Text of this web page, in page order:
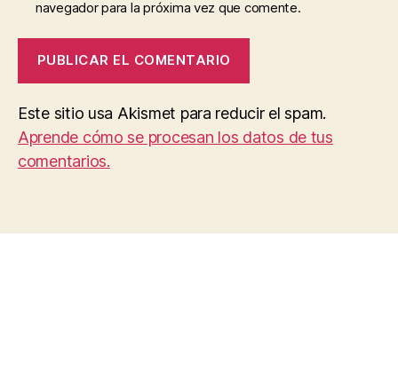
navegador para la próxima vez que comente.
Este sitio usa Akismet para reducir el spam.
Aprende cómo se procesan los datos de tus
comentarios.